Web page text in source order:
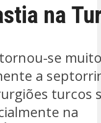
na
se
a
turcos
na